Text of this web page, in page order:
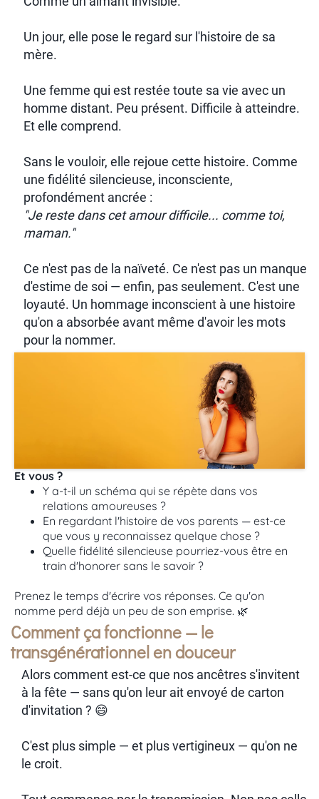
Un jour, elle pose le regard sur l'histoire de sa
mère.
Une femme qui est restée toute sa vie avec un
homme distant. Peu présent. Difficile à atteindre.
Et elle comprend.
Sans le vouloir, elle rejoue cette histoire. Comme
une fidélité silencieuse, inconsciente,
profondément ancrée :
"Je reste dans cet amour difficile... comme toi,
maman."
Ce n'est pas de la naïveté. Ce n'est pas un manque
d'estime de soi — enfin, pas seulement. C'est une
loyauté. Un hommage inconscient à une histoire
qu'on a absorbée avant même d'avoir les mots
pour la nommer.
Et vous ?
Y a-t-il un schéma qui se répète dans vos
relations amoureuses ?
En regardant l'histoire de vos parents — est-ce
que vous y reconnaissez quelque chose ?
Quelle fidélité silencieuse pourriez-vous être en
train d'honorer sans le savoir ?
Prenez le temps d'écrire vos réponses. Ce qu'on
nomme perd déjà un peu de son emprise. 🌿
Comment ça fonctionne — le
transgénérationnel en douceur
Alors comment est-ce que nos ancêtres s'invitent
à la fête — sans qu'on leur ait envoyé de carton
d'invitation ? 😄
C'est plus simple — et plus vertigineux — qu'on ne
le croit.